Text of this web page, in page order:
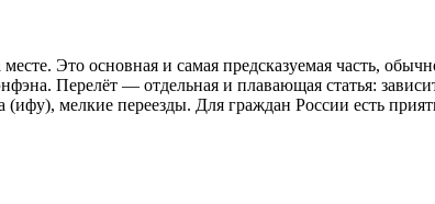
Это основная и самая предсказуемая часть,
Перелёт — отдельная и плавающая статья:
мелкие переезды. Для граждан России есть